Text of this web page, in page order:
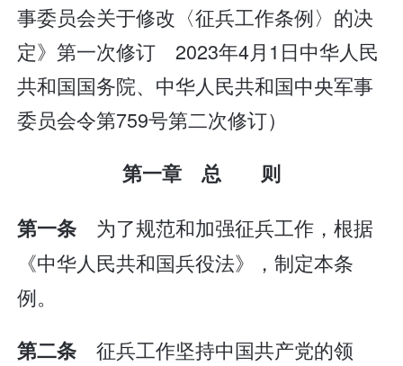
事委员会关于修改〈征兵工作条例〉的决
定》第一次修订 2023年4月1日中华人民
共和国国务院、中华人民共和国中央军事
委员会令第759号第二次修订）
第一章 总 则
第一条 为了规范和加强征兵工作，根据
《中华人民共和国兵役法》，制定本条
例。
第二条 征兵工作坚持中国共产党的领